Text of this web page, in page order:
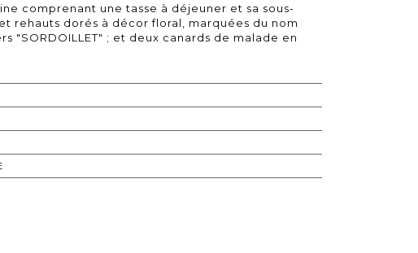
comprenant une tasse à déjeuner et sa sous-
rehauts dorés à décor floral, marquées du nom
"SORDOILLET" ; et deux canards de malade en